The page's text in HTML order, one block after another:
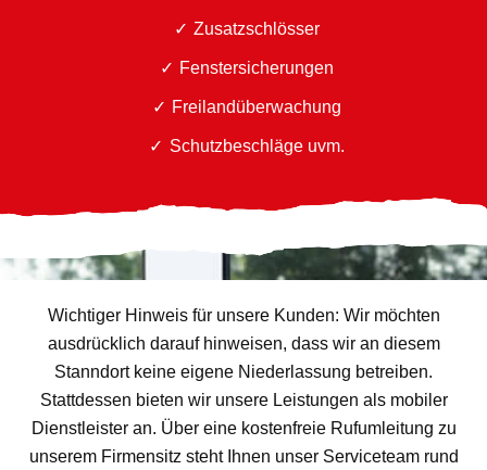
Zusatzschlösser
Fenstersicherungen
Freilandüberwachung
Schutzbeschläge uvm.
Wichtiger Hinweis für unsere Kunden: Wir möchten
ausdrücklich darauf hinweisen, dass wir an diesem
Stanndort keine eigene Niederlassung betreiben.
Stattdessen bieten wir unsere Leistungen als mobiler
Dienstleister an. Über eine kostenfreie Rufumleitung zu
unserem Firmensitz steht Ihnen unser Serviceteam rund